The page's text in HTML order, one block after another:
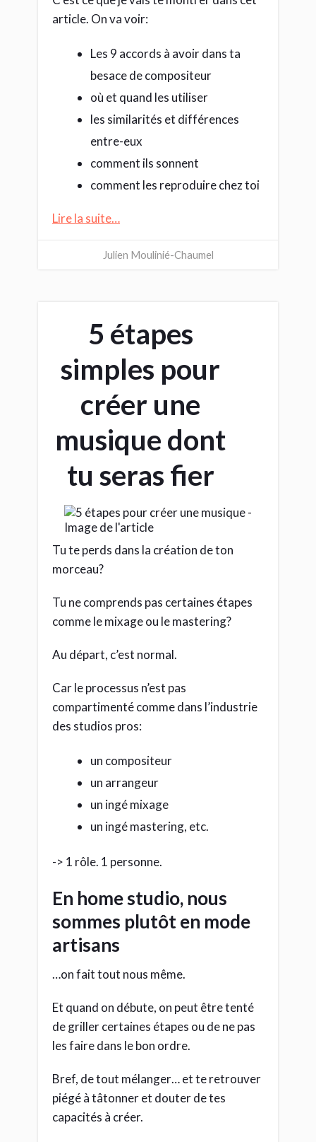
article. On va voir:
Les 9 accords à avoir dans ta
besace de compositeur
où et quand les utiliser
les similarités et différences
entre-eux
comment ils sonnent
comment les reproduire chez toi
Lire la suite…
Julien Moulinié-Chaumel
5 étapes
simples pour
créer une
musique dont
tu seras fier
Tu te perds dans la création de ton
morceau?
Tu ne comprends pas certaines étapes
comme le mixage ou le mastering?
Au départ, c’est normal.
Car le processus n’est pas
compartimenté comme dans l’industrie
des studios pros:
un compositeur
un arrangeur
un ingé mixage
un ingé mastering, etc.
-> 1 rôle. 1 personne.
En home studio, nous
sommes plutôt en mode
artisans
…on fait tout nous même.
Et quand on débute, on peut être tenté
de griller certaines étapes ou de ne pas
les faire dans le bon ordre.
Bref, de tout mélanger… et te retrouver
piégé à tâtonner et douter de tes
capacités à créer.